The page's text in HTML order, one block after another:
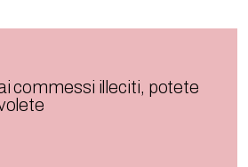
commessi illeciti, potete